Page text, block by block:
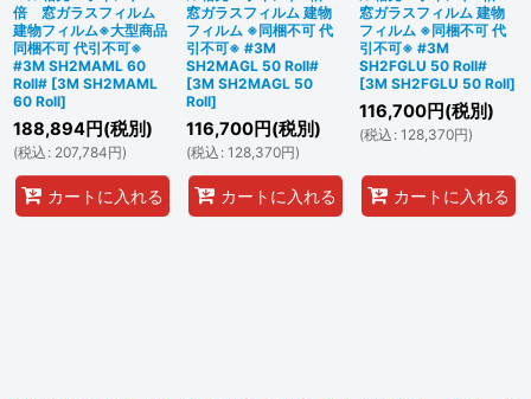
倍 窓ガラスフィルム
建物フィルム※大型商品
同梱不可 代引不可※
#3M SH2MAML 60
Roll# [3M SH2MAML
60 Roll]
188,894円(税別)
(税込 : 207,784円)
カートに入れる
窓ガラスフィルム 建物
フィルム ※同梱不可 代
引不可※ #3M
SH2MAGL 50 Roll#
[3M SH2MAGL 50
Roll]
116,700円(税別)
(税込 : 128,370円)
カートに入れる
窓ガラスフィルム 建物
フィルム ※同梱不可 代
引不可※ #3M
SH2FGLU 50 Roll#
[3M SH2FGLU 50 Roll]
116,700円(税別)
(税込 : 128,370円)
カートに入れる